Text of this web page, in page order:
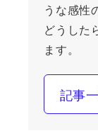
うな感性
どうした
ます。
記事